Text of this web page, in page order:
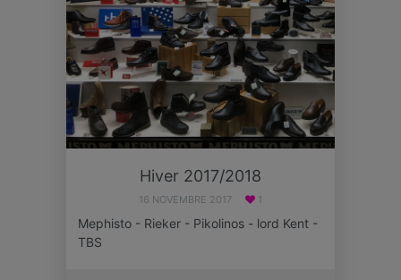
Hiver 2017/2018
16 NOVEMBRE 2017 1
Mephisto - Rieker - Pikolinos - lord Kent -
TBS